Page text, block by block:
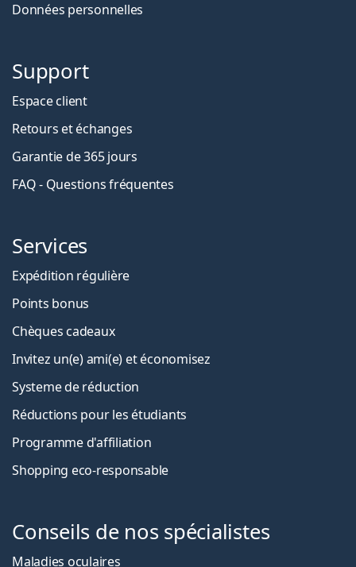
Données personnelles
Support
Espace client
Retours et échanges
Garantie de 365 jours
FAQ - Questions fréquentes
Services
Expédition régulière
Points bonus
Chèques cadeaux
Invitez un(e) ami(e) et économisez
Systeme de réduction
Réductions pour les étudiants
Programme d'affiliation
Shopping eco-responsable
Conseils de nos spécialistes
Maladies oculaires